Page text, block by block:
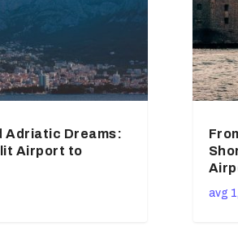
Adriatic Dreams:
Airport to
avg